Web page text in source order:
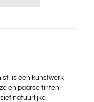
is een kunstwerk
en paarse tinten
natuurlijke